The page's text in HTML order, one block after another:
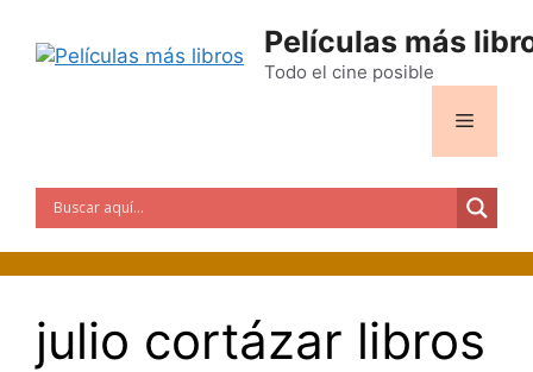
contenido
Películas más
Todo el cine posible
Menú
julio cortázar libros